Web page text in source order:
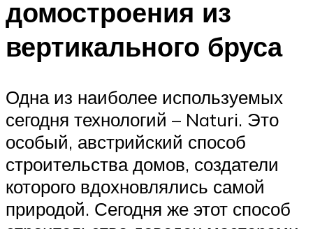
домостроения из
вертикального бруса
Одна из наиболее используемых
сегодня технологий – Naturi. Это
особый, австрийский способ
строительства домов, создатели
которого вдохновлялись самой
природой. Сегодня же этот способ